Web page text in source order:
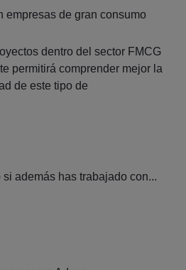
empresas de gran consumo
dentro del sector FMCG
permitirá comprender mejor la
de este tipo de
además has trabajado con...